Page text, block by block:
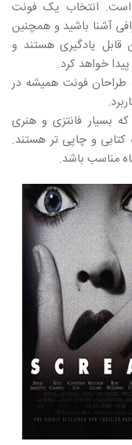
است. انتخاب یک فونت
آشنا باشید و همچنین
قابل یادگیری هستند و
خواهد کرد.
طراحان فونت همیشه در
بسیار فانتزی و هنری
کتابی و چاپی تر هستند.
مناسب باشد.